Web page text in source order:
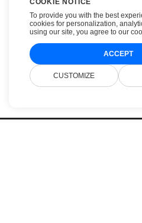
To provide you with the best
cookies for personalization,
using our site, you agree to our
ACCEPT
CUSTOMIZE